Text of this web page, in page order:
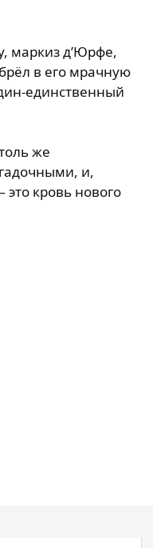
маркиз д’Юрфе,
в его мрачную
единственный
же
и,
кровь нового